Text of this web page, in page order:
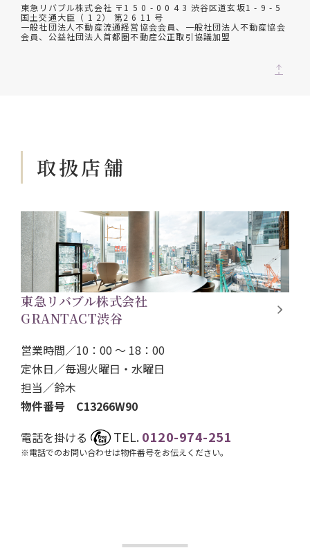
東急リバブル株式会社 〒1 5 0 - 0 0 4 3 渋谷区道玄坂1 - 9 - 5
国土交通大臣（ 1 2） 第2 6 11 号
一般社団法人不動産流通経営協会会員、一般社団法人不動産協会
会員、公益社団法人首都圏不動産公正取引協議加盟
取扱店舗
東急リバブル株式会社
GRANTACT渋谷
営業時間／10：00 ～ 18：00
定休日／毎週火曜日・水曜日
担当／鈴木
物件番号 C13266W90
電話を掛ける
TEL.0120-974-251
※電話でのお問い合わせは物件番号をお伝えください。